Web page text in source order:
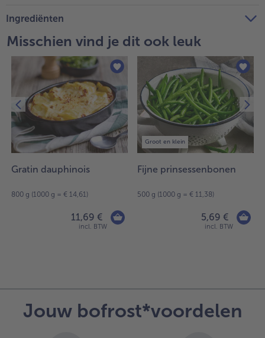
Ingrediënten
Misschien vind je dit ook leuk
Gratin dauphinois
800 g (1000 g = € 14,61)
11,69 €
incl. BTW
Groot en klein
Fijne prinsessenbonen
500 g (1000 g = € 11,38)
5,69 €
incl. BTW
Jouw bofrost*voordelen